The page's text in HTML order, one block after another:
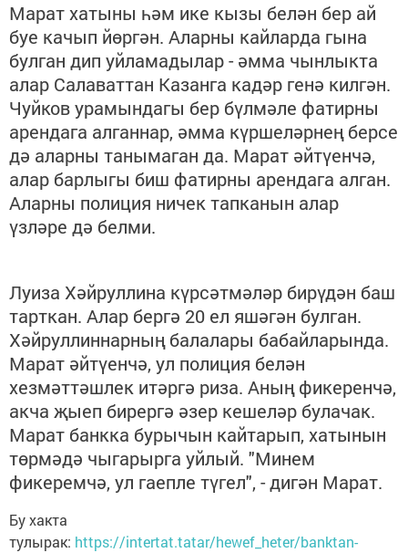
Марат хатыны һәм ике кызы белән бер ай
буе качып йөргән. Аларны кайларда гына
булган дип уйламадылар - әмма чынлыкта
алар Салаваттан Казанга кадәр генә килгән.
Чуйков урамындагы бер бүлмәле фатирны
арендага алганнар, әмма күршеләрнең берсе
дә аларны танымаган да. Марат әйтүенчә,
алар барлыгы биш фатирны арендага алган.
Аларны полиция ничек тапканын алар
үзләре дә белми.
Луиза Хәйруллина күрсәтмәләр бирүдән баш
тарткан. Алар бергә 20 ел яшәгән булган.
Хәйруллиннарның балалары бабайларында.
Марат әйтүенчә, ул полиция белән
хезмәттәшлек итәргә риза. Аның фикеренчә,
акча җыеп бирергә әзер кешеләр булачак.
Марат банкка бурычын кайтарып, хатынын
төрмәдә чыгарырга уйлый. "Минем
фикеремчә, ул гаепле түгел", - дигән Марат.
Бу хакта
тулырак: https://intertat.tatar/hewef_heter/banktan-